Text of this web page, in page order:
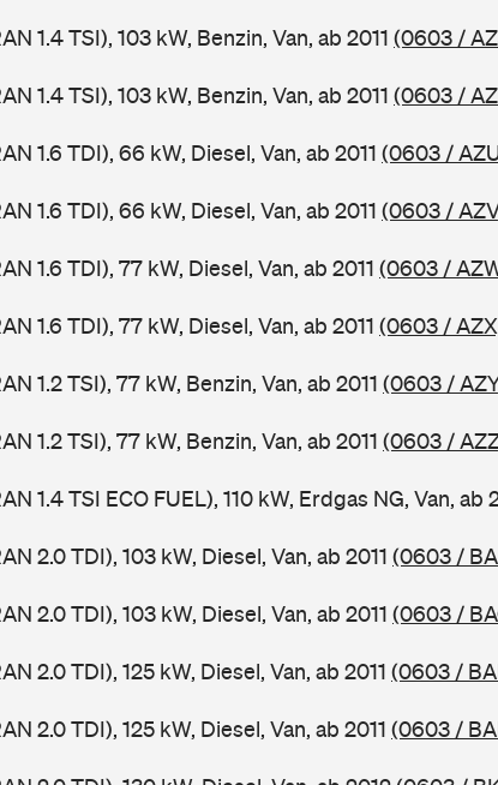
1.4 TSI), 103 kW, Benzin, Van, ab 2011 (0603 /
1.4 TSI), 103 kW, Benzin, Van, ab 2011 (0603 /
1.6 TDI), 66 kW, Diesel, Van, ab 2011 (0603 /
1.6 TDI), 66 kW, Diesel, Van, ab 2011 (0603 /
1.6 TDI), 77 kW, Diesel, Van, ab 2011 (0603 /
1.6 TDI), 77 kW, Diesel, Van, ab 2011 (0603 /
1.2 TSI), 77 kW, Benzin, Van, ab 2011 (0603 /
1.2 TSI), 77 kW, Benzin, Van, ab 2011 (0603 /
1.4 TSI ECO FUEL), 110 kW, Erdgas NG, Van, ab
2.0 TDI), 103 kW, Diesel, Van, ab 2011 (0603 /
2.0 TDI), 103 kW, Diesel, Van, ab 2011 (0603 /
2.0 TDI), 125 kW, Diesel, Van, ab 2011 (0603 /
2.0 TDI), 125 kW, Diesel, Van, ab 2011 (0603 /